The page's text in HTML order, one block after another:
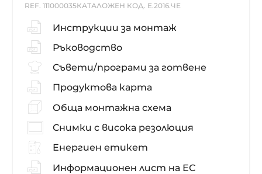
REF. 111000035КАТАЛОЖЕН КОД. Е.2016.ЧЕ
Инструкции за монтаж
Ръководство
Съвети/програми за готвене
Продуктова карта
Обща монтажна схема
Снимки с висока резолюция
Енергиен етикет
Информационен лист на ЕС